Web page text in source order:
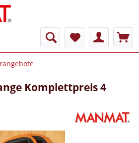
Komplettpreis 4